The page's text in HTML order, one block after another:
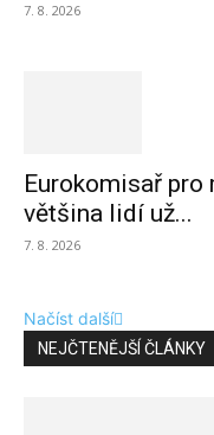
7. 8. 2026
Eurokomisař
většina lidí už...
7. 8. 2026
Načíst další
NEJČTENĚJŠÍ ČLÁNKY